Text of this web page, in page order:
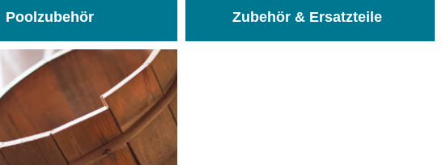
Poolzubehör Zubehör & Ersatzteile